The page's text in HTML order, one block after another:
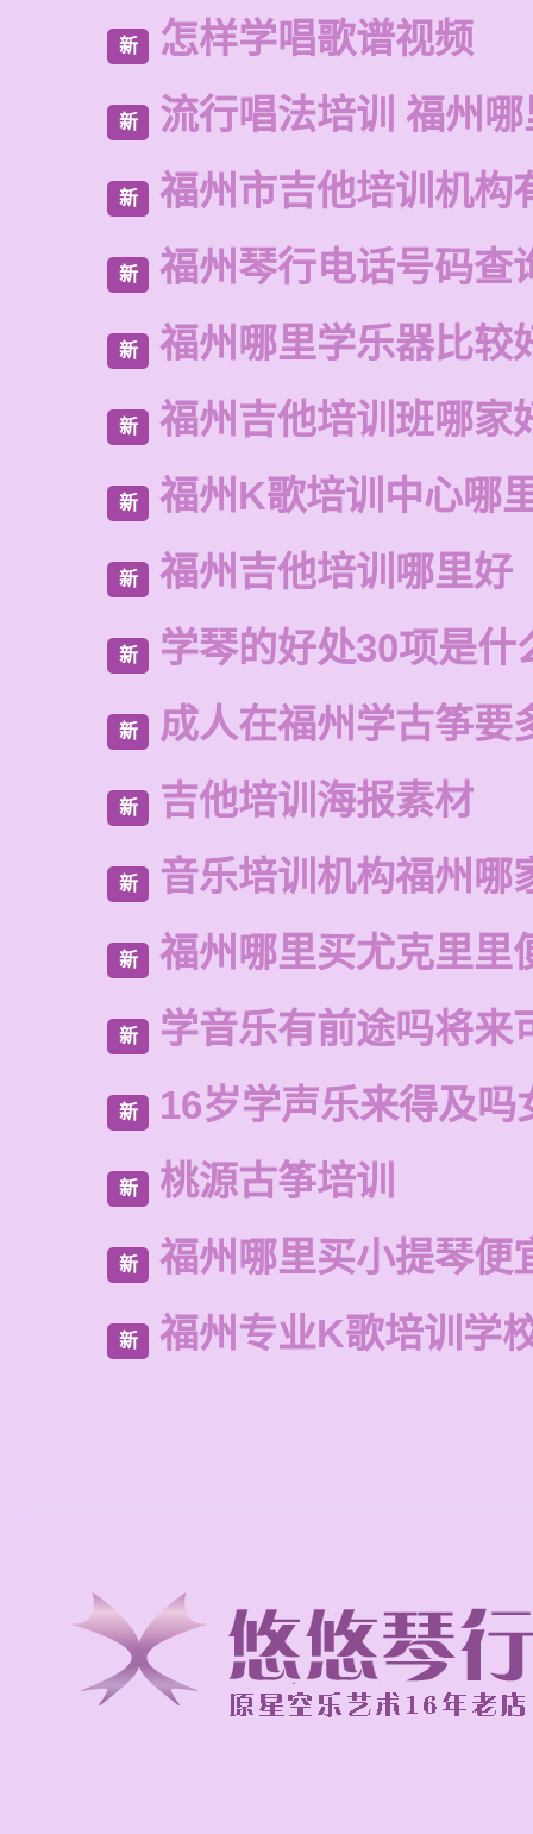
新 怎样学唱歌谱视频
新 流行唱法培训 福州
新 福州市吉他培训机构
新 福州琴行电话号码查
新 福州哪里学乐器比较
新 福州吉他培训班哪家
新 福州K歌培训中心哪
新 福州吉他培训哪里好
新 学琴的好处30项是什
新 成人在福州学古筝要
新 吉他培训海报素材
新 音乐培训机构福州哪
新 福州哪里买尤克里里
新 学音乐有前途吗将来
新 16岁学声乐来得及吗
新 桃源古筝培训
新 福州哪里买小提琴便
新 福州专业K歌培训学